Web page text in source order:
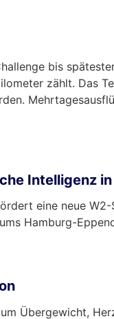
bis
zählt. Das
Intelligenz
eine neue
Hamburg-
Übergewicht,